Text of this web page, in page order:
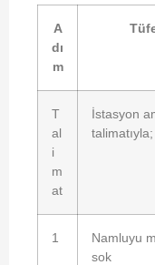
A
dı
m
T
al
i
m
at
İstasyon
talimatıyla;
1
Namluyu
sok